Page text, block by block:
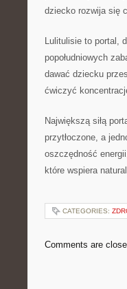
dziecko rozwija się
Lulitulisie to portal,
popołudniowych
dawać dziecku
ćwiczyć
Największą siłą
przytłoczone, a
oszczędność
które wspiera
CATEGORIES:
Comments are